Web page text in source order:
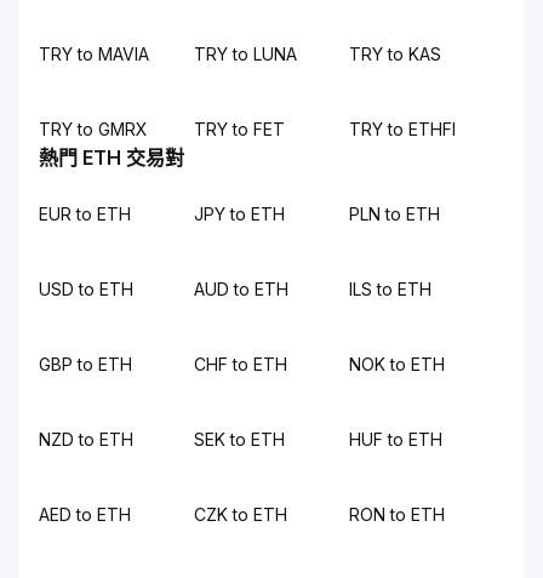
TRY to MAVIA TRY to LUNA TRY to KAS
TRY to GMRX TRY to FET TRY to ETHFI
熱門 ETH 交易對
EUR to ETH JPY to ETH PLN to ETH
USD to ETH AUD to ETH ILS to ETH
GBP to ETH CHF to ETH NOK to ETH
NZD to ETH SEK to ETH HUF to ETH
AED to ETH CZK to ETH RON to ETH